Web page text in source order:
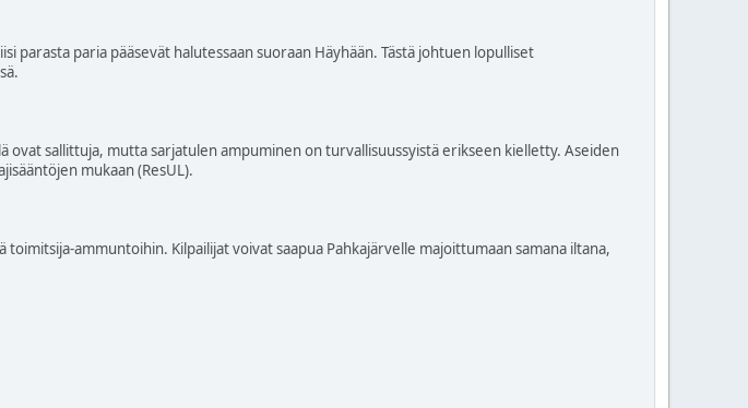
parasta paria pääsevät halutessaan suoraan Häyhään. Tästä johtuen lopulliset
ovat sallittuja, mutta sarjatulen ampuminen on turvallisuussyistä erikseen kielletty. Aseiden
mukaan (ResUL).
ammuntoihin. Kilpailijat voivat saapua Pahkajärvelle majoittumaan samana iltana,